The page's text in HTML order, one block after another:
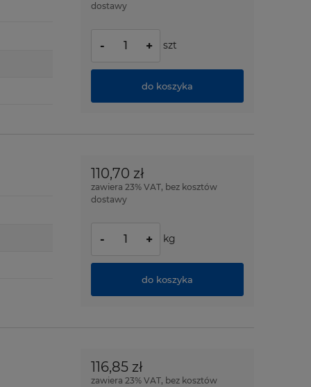
dostawy
- + szt
do koszyka
110,70 zł
zawiera 23% VAT, bez kosztów
dostawy
- + kg
do koszyka
116,85 zł
zawiera 23% VAT, bez kosztów